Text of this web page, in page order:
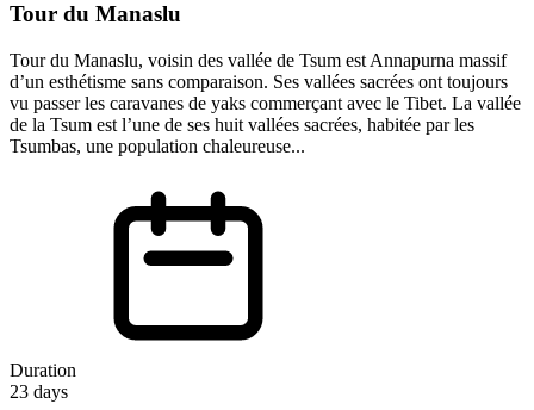
Tour du Manaslu
Tour du Manaslu, voisin des vallée de Tsum est Annapurna massif
d’un esthétisme sans comparaison. Ses vallées sacrées ont toujours
vu passer les caravanes de yaks commerçant avec le Tibet. La vallée
de la Tsum est l’une de ses huit vallées sacrées, habitée par les
Tsumbas, une population chaleureuse...
Duration
23 days